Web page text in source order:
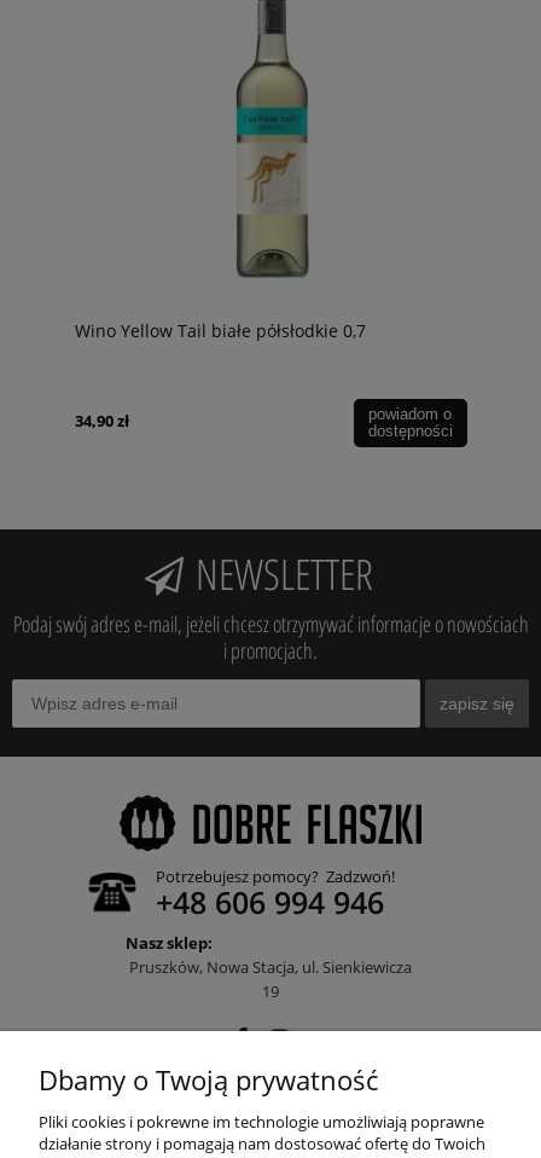
Wino Yellow Tail białe półsłodkie 0,7
34,90 zł
powiadom o
dostępności
NEWSLETTER
Podaj swój adres e-mail, jeżeli chcesz otrzymywać informacje o nowościach
i promocjach.
zapisz się
Potrzebujesz pomocy? Zadzwoń!
+48 606 994 946
Nasz sklep:
Pruszków, Nowa Stacja, ul. Sienkiewicza
19
POMOC
Dbamy o Twoją prywatność
Pliki cookies i pokrewne im technologie umożliwiają poprawne
działanie strony i pomagają nam dostosować ofertę do Twoich